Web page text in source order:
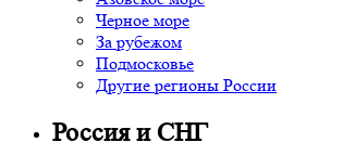
Черное море
За рубежом
Подмосковье
Другие регионы России
Россия и СНГ